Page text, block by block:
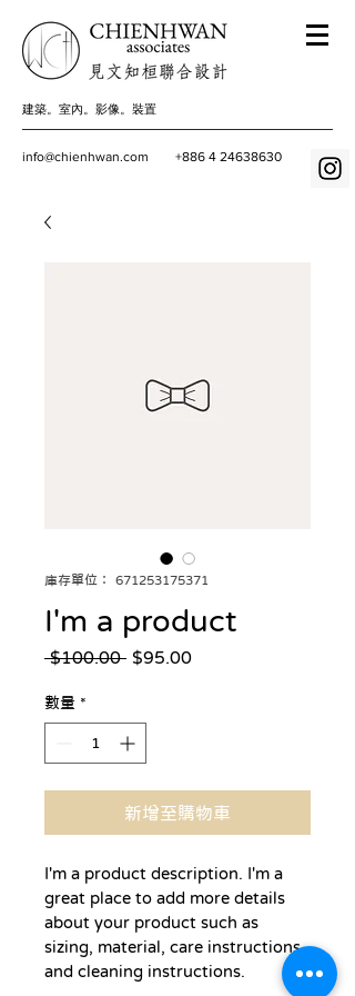
建築。室內。影像。裝置
info@chienhwan.com +886 4 24638630
庫存單位： 671253175371
I'm a product
$100.00 一$95.00促
數量 *
新增至購物車
I'm a product description. I'm a
great place to add more details
about your product such as
sizing, material, care instructions
and cleaning instructions.